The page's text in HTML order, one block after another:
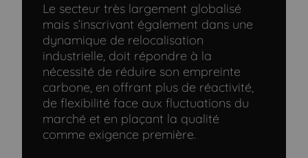
Le secteur très largement globalisé
mais s’inscrivant également dans une
dynamique de relocalisation
industrielle, doit répondre à la
nécessité de réduire son empreinte
carbone, en offrant plus de réactivité,
de flexibilité face aux fluctuations du
marché et en plaçant la qualité
comme exigence première.